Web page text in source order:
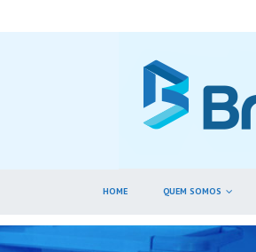
HOME QUEM SOMOS